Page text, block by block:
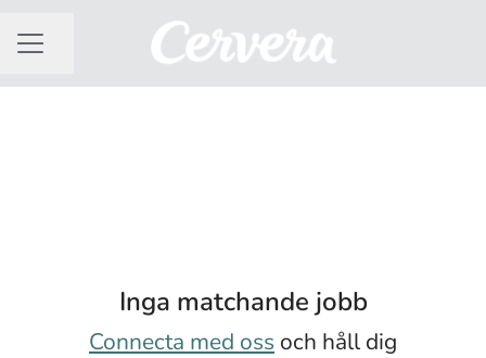
KARRIÄRMENY
Dela sidan
Inga matchande jobb
Connecta med oss och håll dig